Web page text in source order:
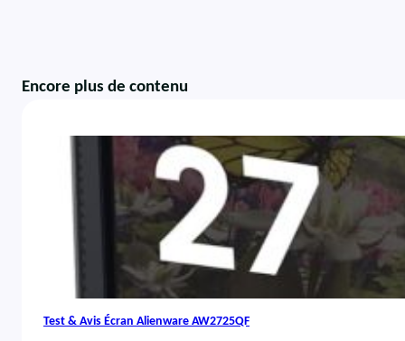
Encore plus de contenu
Test & Avis Écran Alienware AW2725QF